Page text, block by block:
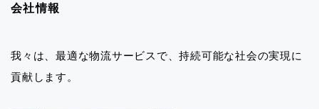
会社情報
我々は、最適な物流サービスで、持続可能な社会の実現に
貢献します。